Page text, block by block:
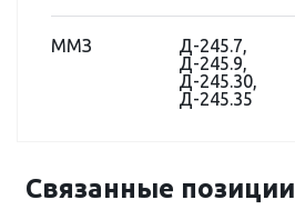
ММЗ
Д-245.7,
Д-245.9,
Д-245.30,
Д-245.35
Связанные позиции